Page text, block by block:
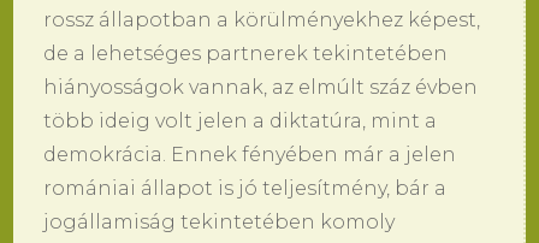
rossz állapotban a körülményekhez képest,
de a lehetséges partnerek tekintetében
hiányosságok vannak, az elmúlt száz évben
több ideig volt jelen a diktatúra, mint a
demokrácia. Ennek fényében már a jelen
romániai állapot is jó teljesítmény, bár a
jogállamiság tekintetében komoly